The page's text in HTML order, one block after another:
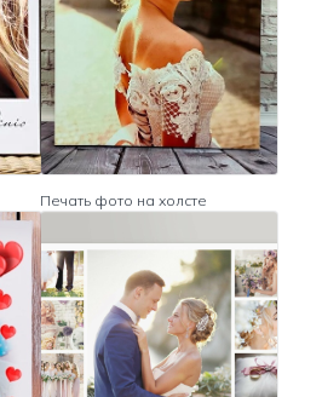
Печать фото на холсте